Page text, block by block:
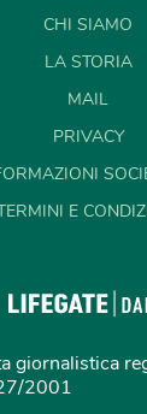
CHI SIAMO
LA STORIA
MAIL
PRIVACY
E
giornalistica
2001